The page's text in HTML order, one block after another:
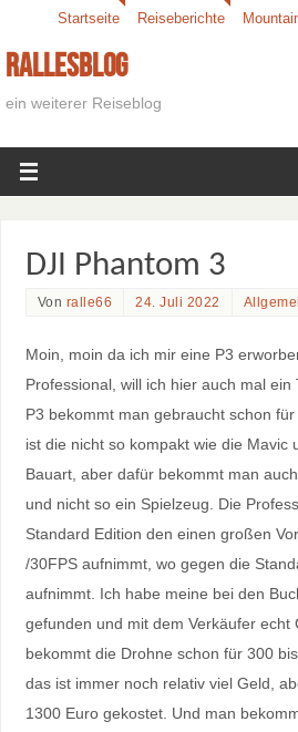
Startseite Reiseberichte
Rallesblog
ein weiterer Reiseblog
DJI Phantom 3
Von ralle66 24. Juli 2022
Moin, moin da ich mir eine P3
Professional, will ich hier auch mal ein
P3 bekommt man gebraucht schon
ist die nicht so kompakt wie die Mavic
Bauart, aber dafür bekommt man
und nicht so ein Spielzeug. Die
Standard Edition den einen großen
/30FPS aufnimmt, wo gegen die
aufnimmt. Ich habe meine bei den
gefunden und mit dem Verkäufer echt
bekommt die Drohne schon für 300
das ist immer noch relativ viel Geld,
1300 Euro gekostet. Und man